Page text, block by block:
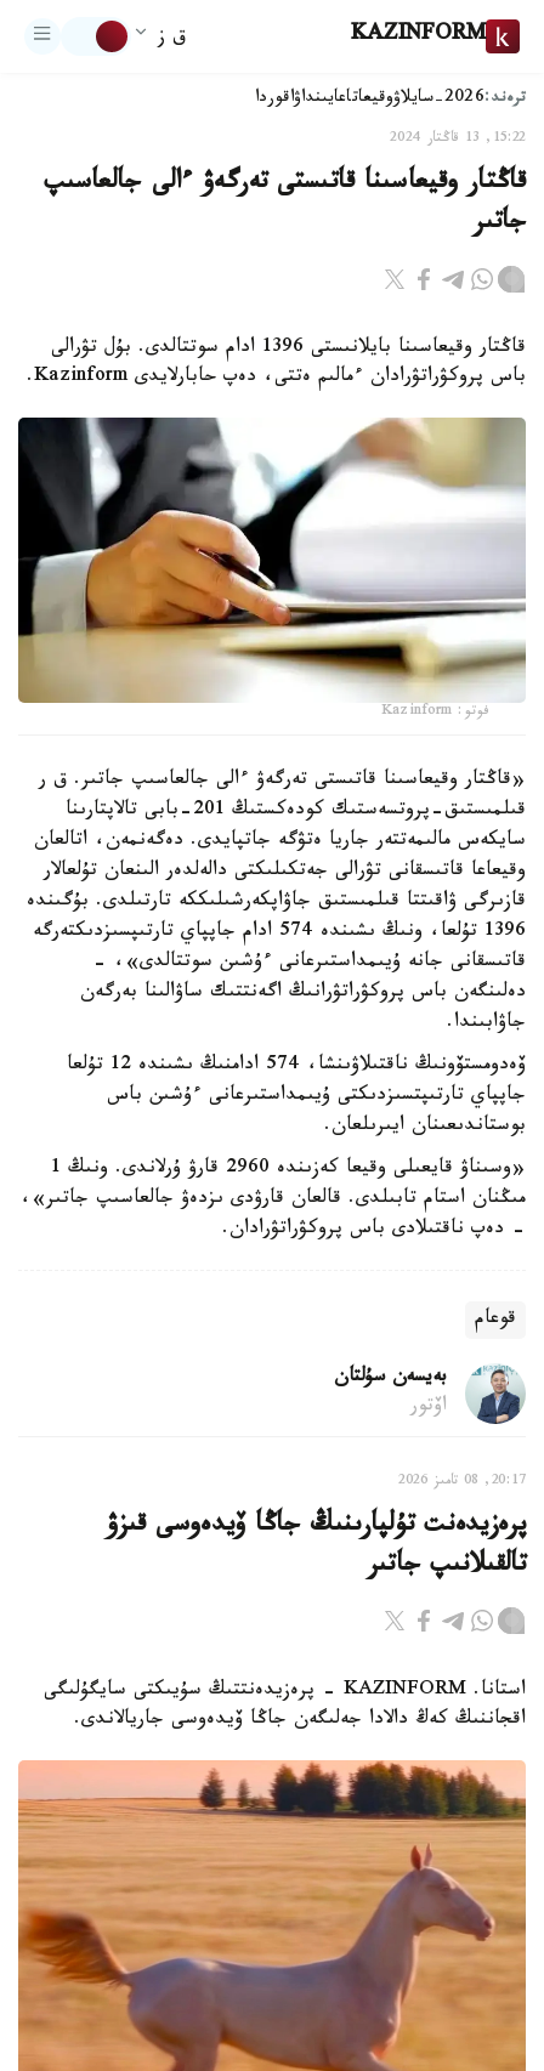
KAZINFORM ق ز
ترەند:2026-سايلاۋ وقيعاتاعايىنداۋاقوردا
15:22, 13 قاڭتار 2024
قاڭتار وقيعاسىنا قاتىستى تەرگەۋ ءالى جالعاسىپ
جاتىر
قاڭتار وقيعاسىنا بايلانىستى 1396 ادام سوتتالدى. بۇل تۋرالى
باس پروكۋراتۋرادان ءمالىم ەتتى، دەپ حابارلايدى Kazinform.
فوتو: Kazinform
«قاڭتار وقيعاسىنا قاتىستى تەرگەۋ ءالى جالعاسىپ جاتىر. ق ر
قىلمىستىق-پروتسەستىك كودەكستىڭ 201-بابى تالاپتارىنا
سايكەس مالىمەتتەر جاريا ەتۋگە جاتپايدى. دەگەنمەن، اتالعان
وقيعاعا قاتىسقانى تۋرالى جەتكىلىكتى دالەلدەر الىنعان تۇلعالار
قازىرگى ۋاقىتتا قىلمىستىق جاۋاپكەرشىلىككە تارتىلدى. بۇگىندە
1396 تۇلعا، ونىڭ ىشىندە 574 ادام جاپپاي تارتىپسىزدىكتەرگە
قاتىسقانى جانە ۇيىمداستىرعانى ءۇشىن سوتتالدى»، -
دەلىنگەن باس پروكۋراتۋرانىڭ اگەنتتىك ساۋالىنا بەرگەن
جاۋابىندا.
ۆەدومستۆونىڭ ناقتىلاۋىنشا، 574 ادامنىڭ ىشىندە 12 تۇلعا
جاپپاي تارتىپتسىزدىكتى ۇيىمداستىرعانى ءۇشىن باس
بوستاندىعىنان ايىرىلعان.
«وسىناۋ قايعىلى وقيعا كەزىندە 2960 قارۋ ۇرلاندى. ونىڭ 1
مىڭنان استام تابىلدى. قالعان قارۋدى ىزدەۋ جالعاسىپ جاتىر»،
- دەپ ناقتىلادى باس پروكۋراتۋرادان.
قوعام
بەيسەن سۇلتان
اۆتور
20:17, 08 تامىز 2026
پرەزيدەنت تۇلپارىنىڭ جاڭا ۆيدەوسى قىزۋ
تالقىلانىپ جاتىر
استانا. KAZINFORM - پرەزيدەنتتىڭ سۇيىكتى سايگۇلىگى
اقجاننىڭ كەڭ دالادا جەلىگەن جاڭا ۆيدەوسى جاريالاندى.